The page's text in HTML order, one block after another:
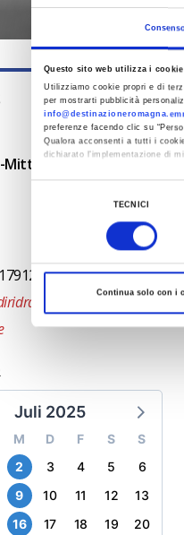
Consenso
Questo sito web utilizza i cookie
Utilizziamo cookie propri e di
per mostrarti pubblicità
preferenze facendo clic su
Qualora acconsenti a tutti i
dichiarato l’implementazione di
Al fine di revocare il consenso
TECNICI
Continua solo con i
Mittwochs: geführte
Juli 2025
M D F S
S
2 3 4 5
6
9 10 11 12
13
16 17 18 19
20